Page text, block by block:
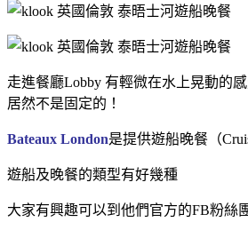
走進餐廳Lobby 有輕微在水上晃動的
居然不是固定的！
Bateaux London是提供遊船晚餐（
遊船及晚餐的類型有好幾種
大家有興趣可以到他們官方的FB粉絲